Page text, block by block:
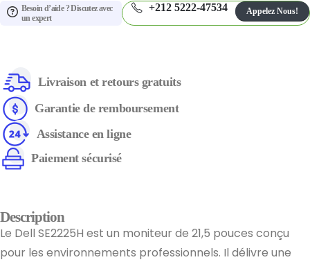
Besoin d’aide ? Discutez avec
un expert
+212 5222-47534 Appelez Nous!
Livraison et retours gratuits
Garantie de remboursement
Assistance en ligne
Paiement sécurisé
Description
Le Dell SE2225H est un moniteur de 21,5 pouces conçu
pour les environnements professionnels. Il délivre une